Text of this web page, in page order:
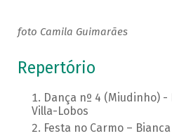
foto Camila Guimarães
Repertório
Dança nº 4 (Miudinho)
Villa-Lobos
Festa no Carmo –